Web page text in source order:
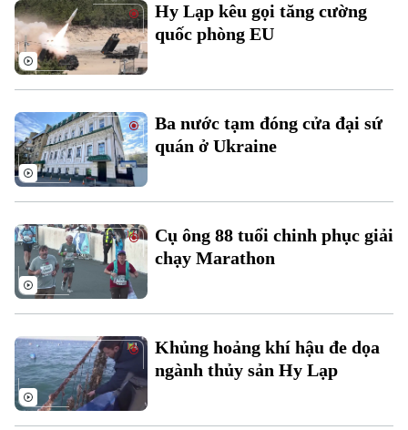
Liên hệ đường dây nóng (bấm để gọi)
Tòa soạn
Hy Lạp kêu gọi tăng cường
quốc phòng EU
Ba nước tạm đóng cửa đại sứ
quán ở Ukraine
Cụ ông 88 tuổi chinh phục giải
chạy Marathon
Khủng hoảng khí hậu đe dọa
ngành thủy sản Hy Lạp